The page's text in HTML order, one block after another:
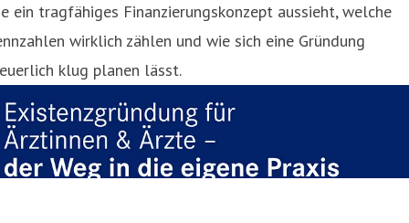
ein tragfähiges Finanzierungskonzept aussieht, welche
wirklich zählen und wie sich eine Gründung
klug planen lässt.